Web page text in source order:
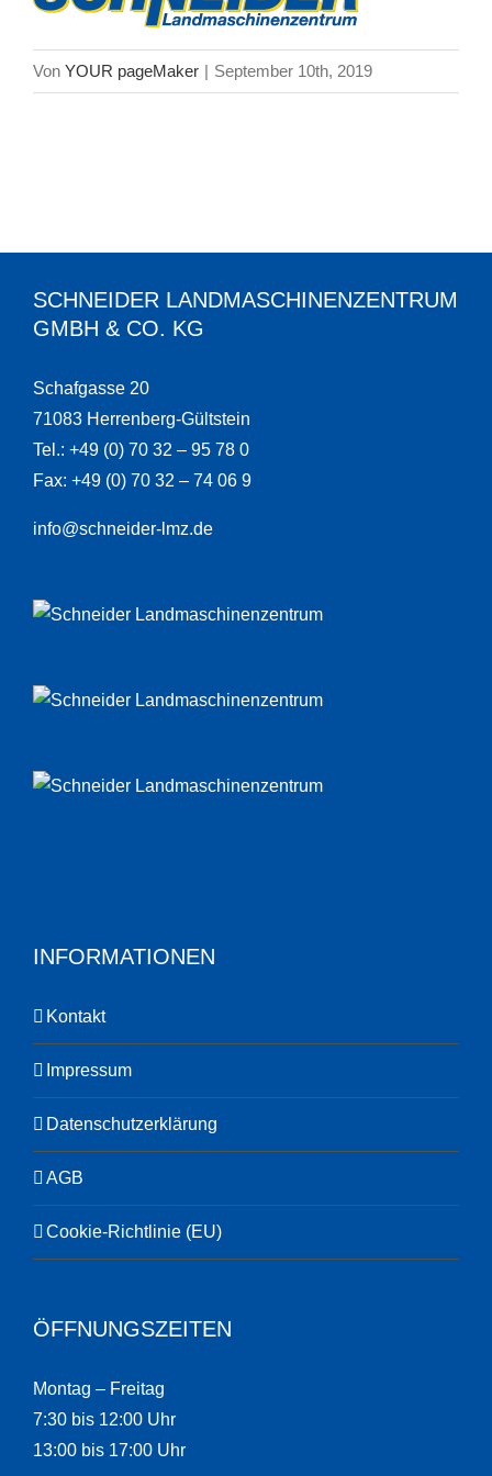
Von YOUR pageMaker | September 10th, 2019
SCHNEIDER LANDMASCHINENZENTRUM
GMBH & CO. KG
Schafgasse 20
71083 Herrenberg-Gültstein
Tel.: +49 (0) 70 32 – 95 78 0
Fax: +49 (0) 70 32 – 74 06 9
info@schneider-lmz.de
INFORMATIONEN
Kontakt
Impressum
Datenschutzerklärung
AGB
Cookie-Richtlinie (EU)
ÖFFNUNGSZEITEN
Montag – Freitag
7:30 bis 12:00 Uhr
13:00 bis 17:00 Uhr